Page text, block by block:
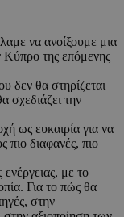
να ανοίξουμε μια
Κύπρο της επόμενης
δεν θα στηρίζεται
σχεδιάζει την
ως ευκαιρία για να
πιο διαφανές, πιο
με το
Για το πώς θα
στην